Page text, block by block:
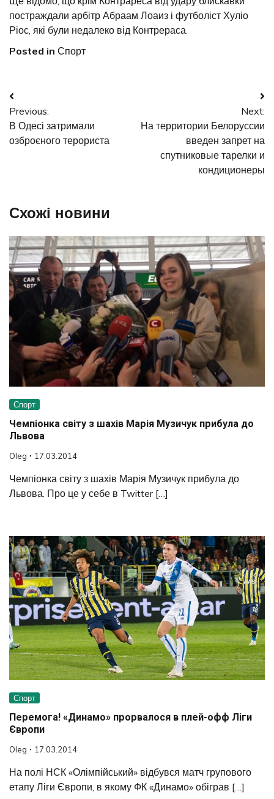
постраждали арбітр Абраам Лоаиз і футболіст Хуліо
Ріос, які були недалеко від Контрераса.
Posted in Спорт
Навігація
записів
Previous:
В Одесі затримали
озброєного терориста
Next:
На территории Белоруссии
введен запрет на
спутниковые тарелки и
кондиционеры
Схожі новини
Спорт
Чемпіонка світу з шахів Марія Музичук прибула до
Львова
Oleg 17.03.2014
Чемпіонка світу з шахів Марія Музичук прибула до
Львова. Про це у себе в Twitter […]
Спорт
Перемога! «Динамо» прорвалося в плей-офф Ліги
Європи
Oleg 17.03.2014
На полі НСК «Олімпійський» відбувся матч групового
етапу Ліги Європи, в якому ФК «Динамо» обіграв […]